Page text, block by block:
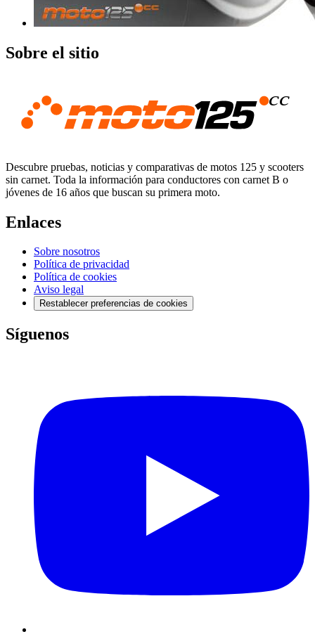
Sobre el sitio
Descubre pruebas, noticias y comparativas de motos 125 y scooters
sin carnet. Toda la información para conductores con carnet B o
jóvenes de 16 años que buscan su primera moto.
Enlaces
Sobre nosotros
Política de privacidad
Política de cookies
Aviso legal
Restablecer preferencias de cookies
Síguenos